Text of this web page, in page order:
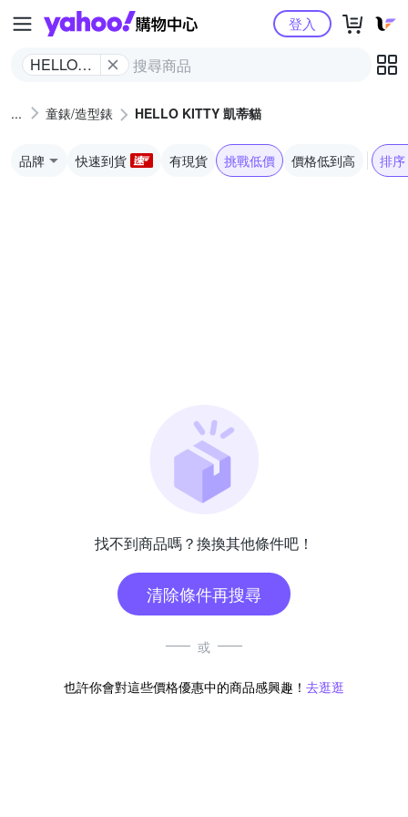
Yahoo購物中心
HELLO
蒂貓
登入
童錶/造型錶 HELLO KITTY 凱蒂貓
品牌 快速到貨 有現貨 挑戰低價 價格低到高 排序
找不到商品嗎？換換其他條件吧！
清除條件再搜尋
或
也許你會對這些價格優惠中的商品感興趣！ 去逛逛